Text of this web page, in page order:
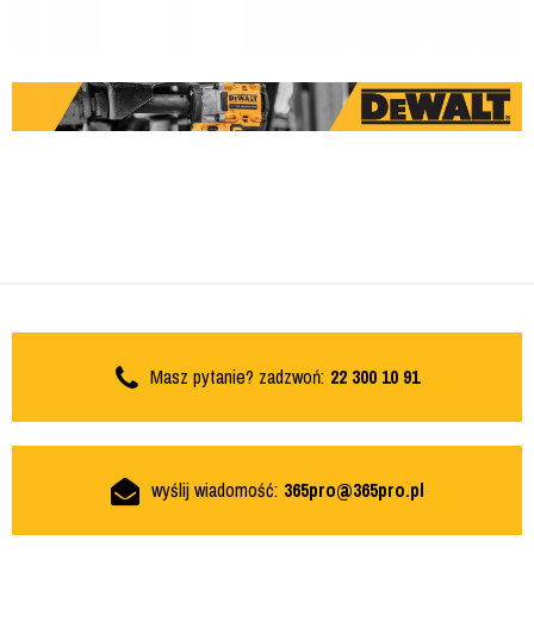
Masz pytanie? zadzwoń: 22 300 10 91
wyślij wiadomość: 365pro@365pro.pl